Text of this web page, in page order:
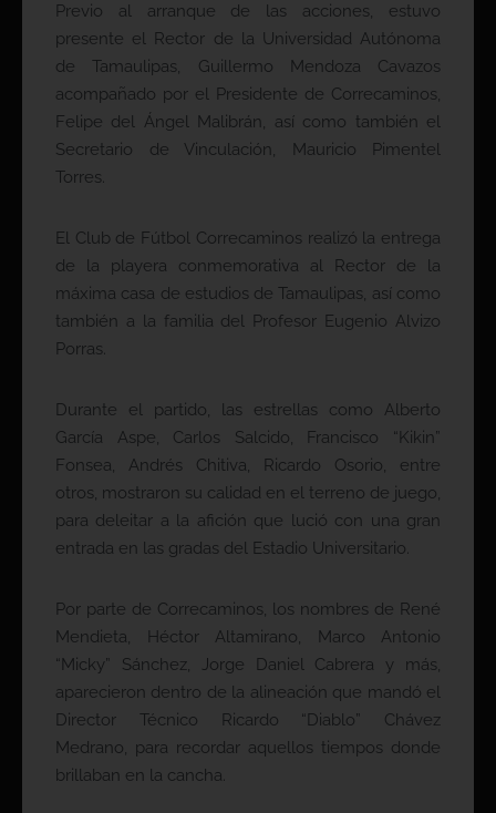
Previo al arranque de las acciones, estuvo
presente el Rector de la Universidad Autónoma
de Tamaulipas, Guillermo Mendoza Cavazos
acompañado por el Presidente de Correcaminos,
Felipe del Ángel Malibrán, así como también el
Secretario de Vinculación, Mauricio Pimentel
Torres.
El Club de Fútbol Correcaminos realizó la entrega
de la playera conmemorativa al Rector de la
máxima casa de estudios de Tamaulipas, así como
también a la familia del Profesor Eugenio Alvizo
Porras.
Durante el partido, las estrellas como Alberto
García Aspe, Carlos Salcido, Francisco “Kikin”
Fonsea, Andrés Chitiva, Ricardo Osorio, entre
otros, mostraron su calidad en el terreno de juego,
para deleitar a la afición que lució con una gran
entrada en las gradas del Estadio Universitario.
Por parte de Correcaminos, los nombres de René
Mendieta, Héctor Altamirano, Marco Antonio
“Micky” Sánchez, Jorge Daniel Cabrera y más,
aparecieron dentro de la alineación que mandó el
Director Técnico Ricardo “Diablo” Chávez
Medrano, para recordar aquellos tiempos donde
brillaban en la cancha.